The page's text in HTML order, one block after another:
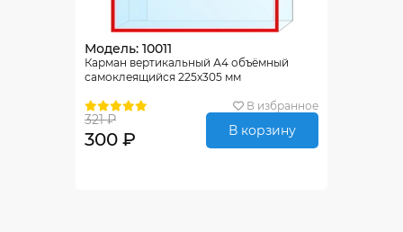
Модель: 10011
Карман вертикальный А4 объёмный
самоклеящийся 225х305 мм
В избранное
321 ₽
300 ₽ В корзину